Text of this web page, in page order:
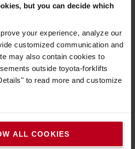
but you can decide which
your experience, analyze our
customized communication and
may also contain cookies to
outside toyota-forklifts
to read more and customize
ALL COOKIES
a targoncák kihasználtságán. Ez
ez a két terület az, ahol a
hulladék, illetve ahol a
hajtják végre.
kiállító Toyota számára a
szerepet játszik. Az elmúlt
moduláris kialakítással szereli
teljesen új alapokra
a targoncák pedig jóval
több cellából készülő akkumulátorok